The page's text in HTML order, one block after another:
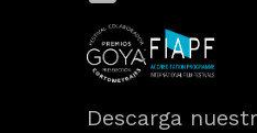
Descarga